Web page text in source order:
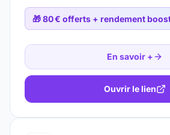
🎁80 € offerts + rendement
En savoir +
Ouvrir le lien